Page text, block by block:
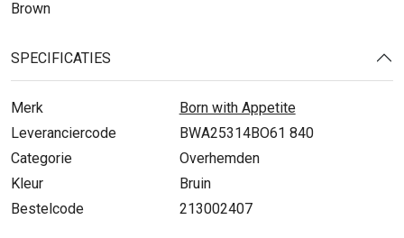
Brown
SPECIFICATIES
Merk
Born with Appetite
Leveranciercode
BWA25314BO61 840
Categorie
Overhemden
Kleur
Bruin
Bestelcode
213002407